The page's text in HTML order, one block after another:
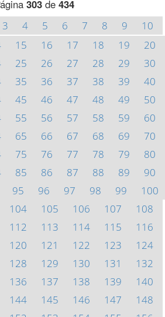
303de 434
3 4 5 6 7 8 9
10
15 16 17 18 19
20
25 26 27 28 29
30
35 36 37 38 39
40
45 46 47 48 49
50
55 56 57 58 59
60
65 66 67 68 69
70
75 76 77 78 79
80
85 86 87 88 89
90
95 96 97 98 99
100
104 105 106 107
108
112 113 114 115
116
120 121 122 123
124
128 129 130 131
132
136 137 138 139
140
144 145 146 147
148